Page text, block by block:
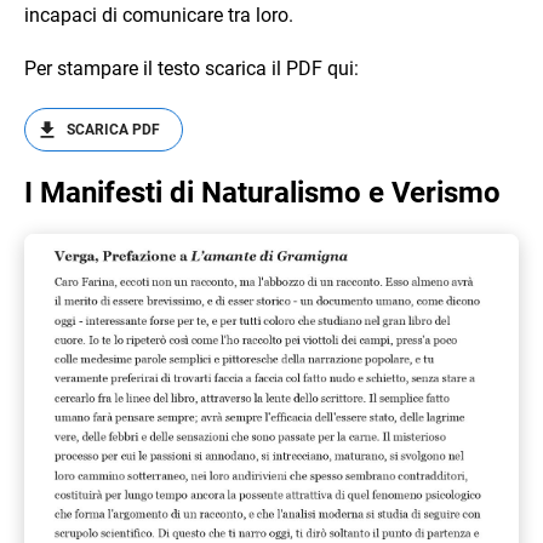
incapaci di comunicare tra loro.
Per stampare il testo scarica il PDF qui:
SCARICA PDF
I Manifesti di Naturalismo e Verismo